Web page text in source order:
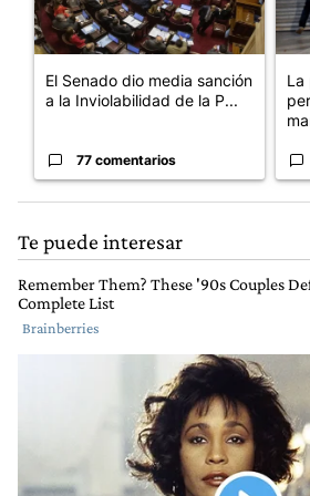
El Senado dio media sanción
a la Inviolabilidad de la P...
77 comentarios
La